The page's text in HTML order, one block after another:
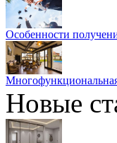
Особенности
Новые